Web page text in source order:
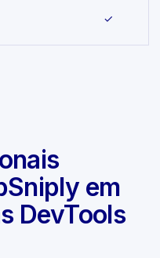
✓
em
DevTools